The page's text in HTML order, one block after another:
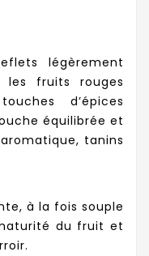
légèrement
les fruits rouges
d’épices
équilibrée et
tanins
à la fois souple
du fruit et